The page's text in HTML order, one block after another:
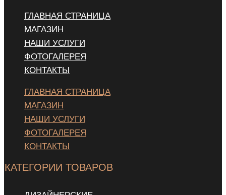
ГЛАВНАЯ СТРАНИЦА
МАГАЗИН
НАШИ УСЛУГИ
ФОТОГАЛЕРЕЯ
КОНТАКТЫ
ГЛАВНАЯ СТРАНИЦА
МАГАЗИН
НАШИ УСЛУГИ
ФОТОГАЛЕРЕЯ
КОНТАКТЫ
КАТЕГОРИИ ТОВАРОВ